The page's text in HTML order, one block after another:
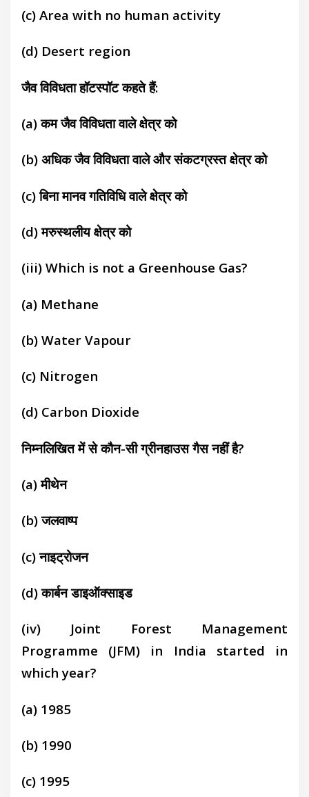
(c) Area with no human activity
(d) Desert region
जैव विविधता हॉटस्पॉट कहते हैं:
(a) कम जैव विविधता वाले क्षेत्र को
(b) अधिक जैव विविधता वाले और संकटग्रस्त क्षेत्रको
(c) बिना मानव गतिविधि वाले क्षेत्र को
(d) मरुस्थलीय क्षेत्र को
(iii) Which is not a Greenhouse Gas?
(a) Methane
(b) Water Vapour
(c) Nitrogen
(d) Carbon Dioxide
निम्नलिखित में से कौन-सी ग्रीनहाउस गैस नहीं है?
(a) मीथेन
(b) जलवाष्प
(c) नाइट्रोजन
(d) कार्बन डाइऑक्साइड
(iv) Joint Forest Management
Programme (JFM) in India started in
which year?
(a) 1985
(b) 1990
(c) 1995